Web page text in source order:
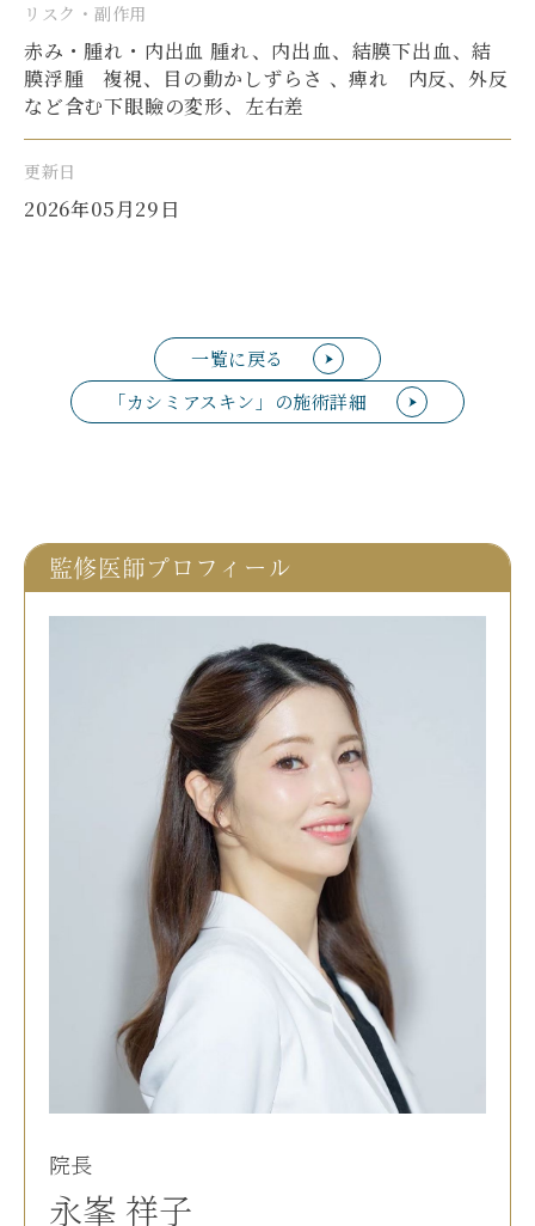
リスク・副作用
赤み・腫れ・内出血 腫れ、内出血、結膜下出血、結
膜浮腫 複視、目の動かしずらさ 、痺れ 内反、外反
など含む下眼瞼の変形、左右差
更新日
2026年05月29日
一覧に戻る
「カシミアスキン」の施術詳細
監修医師プロフィール
院長
永峯 祥子